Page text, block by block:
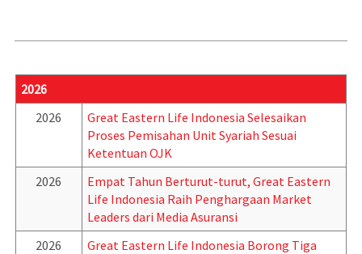
2026
2026
Great Eastern Life Indonesia Selesaikan
Proses Pemisahan Unit Syariah Sesuai
Ketentuan OJK
2026
Empat Tahun Berturut-turut, Great Eastern
Life Indonesia Raih Penghargaan Market
Leaders dari Media Asuransi
2026
Great Eastern Life Indonesia Borong Tiga